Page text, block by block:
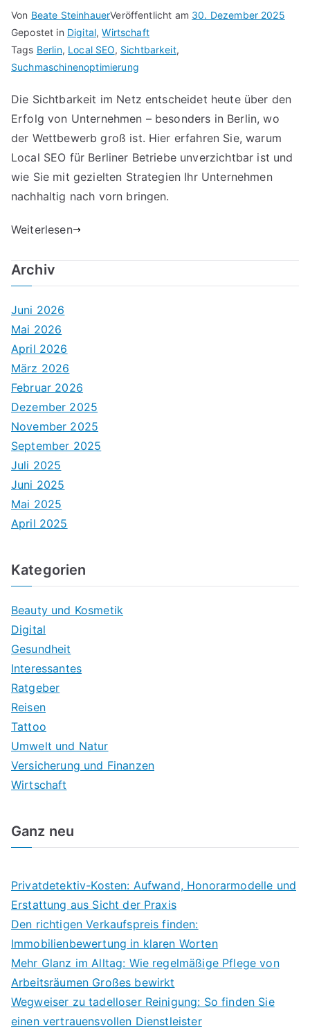
Von Beate SteinhauerVeröffentlicht am 30. Dezember 2025
Gepostet in Digital,Wirtschaft
Tags Berlin, Local SEO, Sichtbarkeit,
Suchmaschinenoptimierung
Die Sichtbarkeit im Netz entscheidet heute über den
Erfolg von Unternehmen – besonders in Berlin, wo
der Wettbewerb groß ist. Hier erfahren Sie, warum
Local SEO für Berliner Betriebe unverzichtbar ist und
wie Sie mit gezielten Strategien Ihr Unternehmen
nachhaltig nach vorn bringen.
Weiterlesen
Archiv
Juni 2026
Mai 2026
April 2026
März 2026
Februar 2026
Dezember 2025
November 2025
September 2025
Juli 2025
Juni 2025
Mai 2025
April 2025
Kategorien
Beauty und Kosmetik
Digital
Gesundheit
Interessantes
Ratgeber
Reisen
Tattoo
Umwelt und Natur
Versicherung und Finanzen
Wirtschaft
Ganz neu
Privatdetektiv-Kosten: Aufwand, Honorarmodelle und
Erstattung aus Sicht der Praxis
Den richtigen Verkaufspreis finden:
Immobilienbewertung in klaren Worten
Mehr Glanz im Alltag: Wie regelmäßige Pflege von
Arbeitsräumen Großes bewirkt
Wegweiser zu tadelloser Reinigung: So finden Sie
einen vertrauensvollen Dienstleister